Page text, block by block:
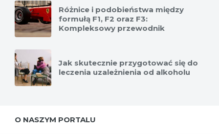
Różnice i podobieństwa między
formułą F1, F2 oraz F3:
Kompleksowy przewodnik
Jak skutecznie przygotować się do
leczenia uzależnienia od alkoholu
O NASZYM PORTALU